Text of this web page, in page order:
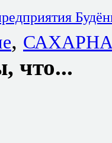
,
что...